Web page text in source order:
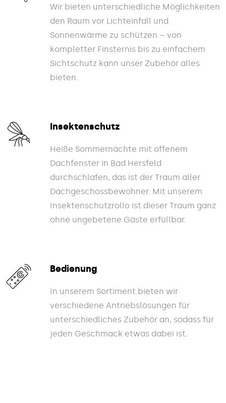
Wir bieten unterschiedliche Möglichkeiten
den Raum vor Lichteinfall und
Sonnenwärme zu schützen – von
kompletter Finsternis bis zu einfachem
Sichtschutz kann unser Zubehör alles
bieten.
Insektenschutz
Heiße Sommernächte mit offenem
Dachfenster in Bad Hersfeld
durchschlafen, das ist der Traum aller
Dachgeschossbewohner. Mit unserem
Insektenschutzrollo ist dieser Traum ganz
ohne ungebetene Gäste erfüllbar.
Bedienung
In unserem Sortiment bieten wir
verschiedene Antriebslösungen für
unterschiedliches Zubehör an, sodass für
jeden Geschmack etwas dabei ist.